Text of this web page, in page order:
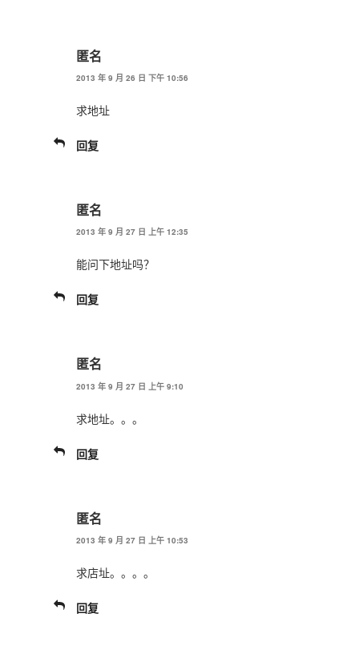
匿名
2013 年 9 月 26 日 下午 10:56
求地址
回复
匿名
2013 年 9 月 27 日 上午 12:35
能问下地址吗？
回复
匿名
2013 年 9 月 27 日 上午 9:10
求地址。。。
回复
匿名
2013 年 9 月 27 日 上午 10:53
求店址。。。。
回复